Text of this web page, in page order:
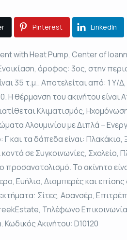
Pinterest LinkedIn
with Heat Pump, Center of
όροφος: 3ος, στην
35 τ.μ.. Αποτελείται από: 1 Υ/
Η θέρμανση του ακινήτου είναι
Κλιματισμός,
Αλουμινίου με Διπλά –
Γ και τα δάπεδα είναι:
κοντά σε Συγκοινωνίες, Σχολείο,
προσανατολισμό. Το ακίνητο
Ευήλιο, Διαμπερές και
Σίτες, Ασανσέρ,
Τηλέφωνο
Ακινήτου: D10120